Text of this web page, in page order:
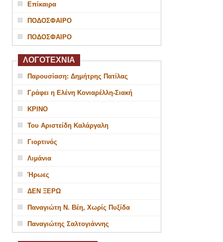
Επίκαιρα
ΠΟΔΟΣΦΑΙΡΟ
ΠΟΔΟΣΦΑΙΡΟ
ΛΟΓΟΤΕΧΝΙΑ
Παρουσίαση: Δημήτρης Πατίλας
Γράφει η Ελένη Κονιαρέλλη-Σιακή
ΚΡΙΝΟ
Του Αριστείδη Καλάργαλη
Γιορτινός
Λιμάνια
Ήρωες
ΔΕΝ ΞΕΡΩ
Παναγιώτη Ν. Βέη, Χωρίς Πυξίδα
Παναγιώτης Σαλτογιάννης